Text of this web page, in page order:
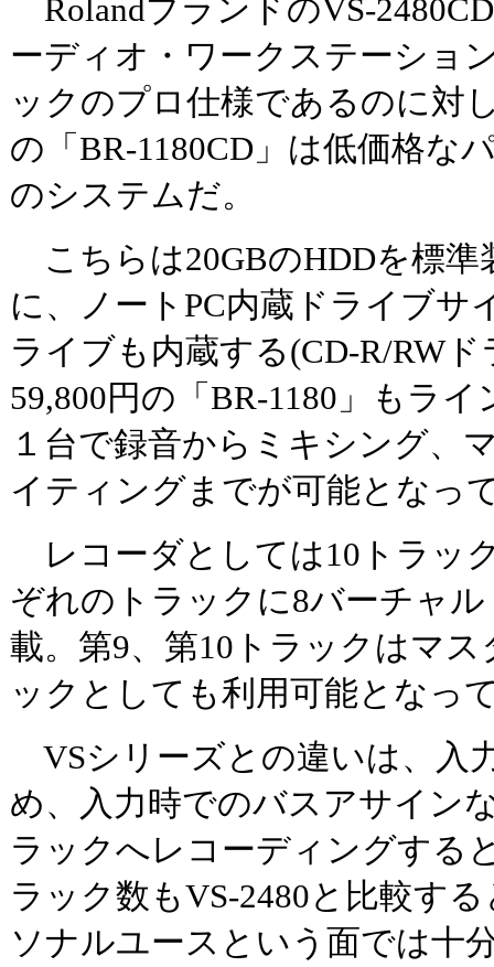
RolandブランドのVS-
ーディオ・ワークステーショ
ックのプロ仕様であるのに対
の「BR-1180CD」は低価格な
のシステムだ。
こちらは20GBのHDDを標準
に、ノートPC内蔵ドライブサ
ライブも内蔵する(CD-R/RW
59,800円の「BR-1180」もラ
１台で録音からミキシング、
イティングまでが可能となっ
レコーダとしては10トラッ
ぞれのトラックに8バーチャ
載。第9、第10トラックはマ
ックとしても利用可能となっ
VSシリーズとの違いは、入
め、入力時でのバスアサイン
ラックへレコーディングする
ラック数もVS-2480と比較す
ソナルユースという面では十